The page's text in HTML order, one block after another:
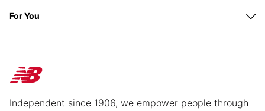
For You
Independent since 1906, we empower people through